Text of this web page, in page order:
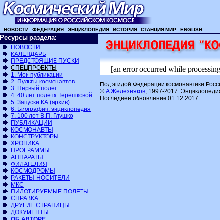
НОВОСТИ ФЕДЕРАЦИЯ ЭНЦИКЛОПЕДИЯ ИСТОРИЯ СТАНЦИЯ МИР ENGLISH
Ресурсы раздела:
НОВОСТИ
КАЛЕНДАРЬ
ПРЕДСТОЯЩИЕ ПУСКИ
СПЕЦПРОЕКТЫ
1. Мои публикации
2. Пульты космонавтов
3. Первый полет
4. 40 лет полета Терешковой
5. Запуски КА (архив)
6. Биографич. энциклопедия
7. 100 лет В.П. Глушко
ПУБЛИКАЦИИ
КОСМОНАВТЫ
КОНСТРУКТОРЫ
ХРОНИКА
ПРОГРАММЫ
АППАРАТЫ
ФИЛАТЕЛИЯ
КОСМОДРОМЫ
РАКЕТЫ-НОСИТЕЛИ
МКС
ПИЛОТИРУЕМЫЕ ПОЛЕТЫ
СПРАВКА
ДРУГИЕ СТРАНИЦЫ
ДОКУМЕНТЫ
[an error occurred while
Под эгидой Федерации космонавтики
© А.Железняков, 1997-2017.
Последнее обновление 01.12.2017.